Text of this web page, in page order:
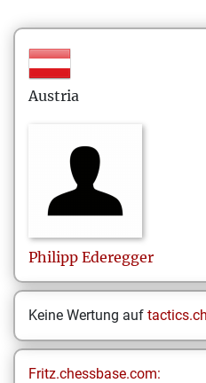
Austria
Philipp Ederegger
Keine Wertung auf
Fritz.chessbase.com: